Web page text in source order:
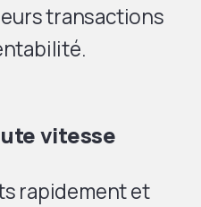
transactions
vitesse
rapidement et